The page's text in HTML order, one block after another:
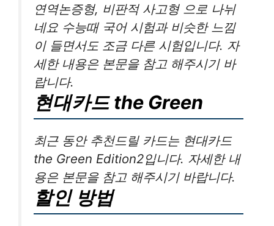
연역논증형, 비판적 사고형 으로 나뉘
네요 수능때 국어 시험과 비슷한 느낌
이 들면서도 조금 다른 시험입니다. 자
세한 내용은 본문을 참고 해주시기 바
랍니다.
현대카드 the Green
최근 동안 추천드릴 카드는 현대카드
the Green Edition2입니다. 자세한 내
용은 본문을 참고 해주시기 바랍니다.
할인 방법